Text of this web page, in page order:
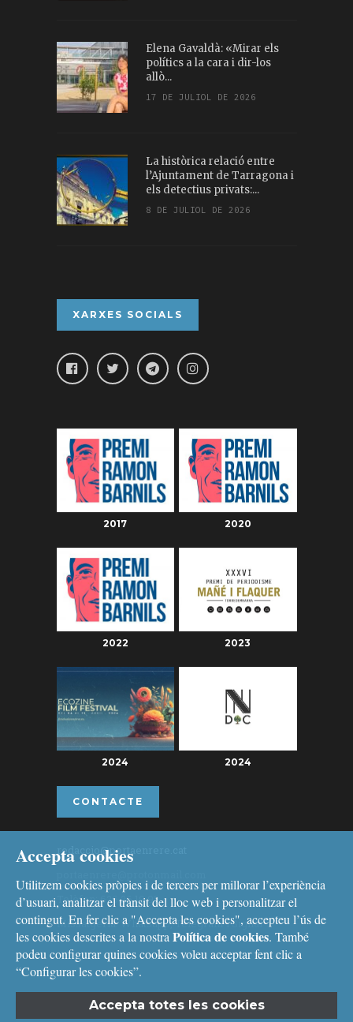
Elena Gavaldà: «Mirar els
polítics a la cara i dir-los
allò...
17 DE JULIOL DE 2026
La històrica relació entre
l’Ajuntament de Tarragona i
els detectius privats:...
8 DE JULIOL DE 2026
XARXES SOCIALS
2017 2020
2022 2023
2024 2024
CONTACTE
redaccio@portaenrere.cat
Telèfon: 626 26 19 93
Missatgeria: Whatsapp, Telegram i Signal
Avís legaliPolítica de cookies
Accepta cookies
Utilitzem cookies pròpies i de tercers per millorar l’experiència
d’usuari, analitzar el trànsit del lloc web i personalitzar el
contingut. En fer clic a "Accepta les cookies", accepteu l’ús de
les cookies descrites a la nostra Política de cookies. També
podeu configurar quines cookies voleu acceptar fent clic a
“Configurar les cookies”.
Accepta totes les cookies